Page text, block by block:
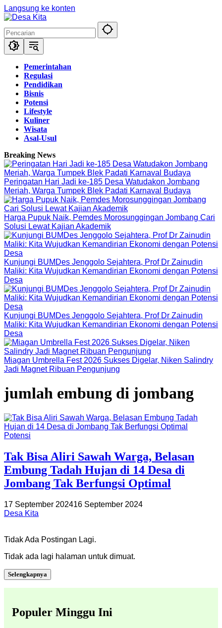
Langsung ke konten
Pemerintahan
Regulasi
Pendidikan
Bisnis
Potensi
Lifestyle
Kuliner
Wisata
Asal-Usul
Breaking News
Peringatan Hari Jadi ke-185 Desa Watudakon Jombang
Meriah, Warga Tumpek Blek Padati Karnaval Budaya
Harga Pupuk Naik, Pemdes Morosunggingan Jombang Cari
Solusi Lewat Kajian Akademik
Kunjungi BUMDes Jenggolo Sejahtera, Prof Dr Zainudin
Maliki: Kita Wujudkan Kemandirian Ekonomi dengan Potensi
Desa
Kunjungi BUMDes Jenggolo Sejahtera, Prof Dr Zainudin
Maliki: Kita Wujudkan Kemandirian Ekonomi dengan Potensi
Desa
Miagan Umbrella Fest 2026 Sukses Digelar, Niken Salindry
Jadi Magnet Ribuan Pengunjung
jumlah embung di jombang
Potensi
Tak Bisa Aliri Sawah Warga, Belasan
Embung Tadah Hujan di 14 Desa di
Jombang Tak Berfungsi Optimal
17 September 202416 September 2024
Desa Kita
Tidak Ada Postingan Lagi.
Tidak ada lagi halaman untuk dimuat.
Selengkapnya
Populer Minggu Ini